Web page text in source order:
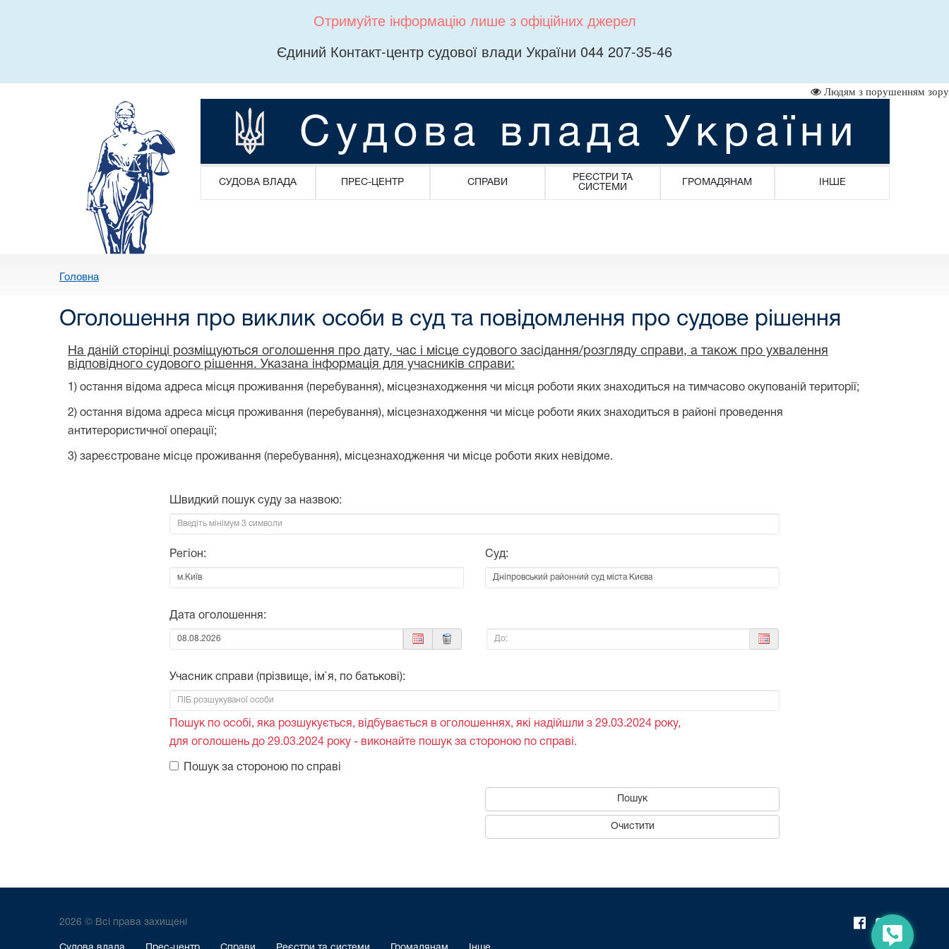
Отримуйте інформацію лише з офіційних джерел
Єдиний Контакт-центр судової влади України 044 207-35-46
Людям з порушенням зору
Судова влада України
СУДОВА ВЛАДА ПРЕС-ЦЕНТР СПРАВИ
РЕЄСТРИ ТА
СИСТЕМИ
ГРОМАДЯНАМ ІНШЕ
Головна
Оголошення про виклик особи в суд та повідомлення про судове рішення
На даній сторінці розміщуються оголошення про дату, час і місце судового засідання/розгляду справи, а також про ухвалення
відповідного судового рішення. Указана інформація для учасників справи:
1) остання відома адреса місця проживання (перебування), місцезнаходження чи місця роботи яких знаходиться на тимчасово окупованій території;
2) остання відома адреса місця проживання (перебування), місцезнаходження чи місце роботи яких знаходиться в районі проведення
антитерористичної операції;
3) зареєстроване місце проживання (перебування), місцезнаходження чи місце роботи яких невідоме.
Швидкий пошук суду за назвою:
Регіон: Суд:
Дата оголошення:
Від: До:
Учасник справи (прізвище, ім`я, по батькові):
Пошук по особі, яка розшукується, відбувається в оголошеннях, які надійшли з 29.03.2024 року,
для оголошень до 29.03.2024 року - виконайте пошук за стороною по справі.
Пошук за стороною по справі
Пошук
Очистити
2026 © Всі права захищені